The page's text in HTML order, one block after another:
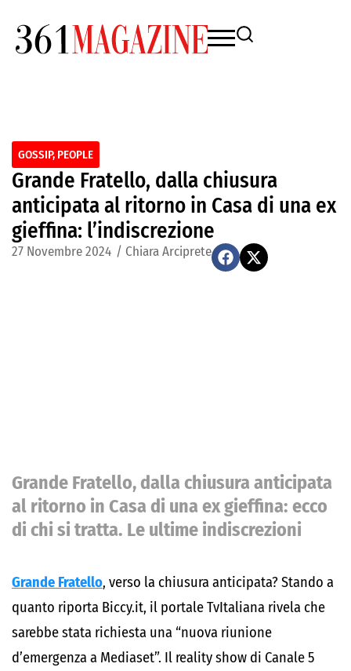
GOSSIP, PEOPLE
Grande Fratello, dalla chiusura
anticipata al ritorno in Casa di una ex
gieffina: l’indiscrezione
27 Novembre 2024 / Chiara Arciprete
Grande Fratello, dalla chiusura anticipata
al ritorno in Casa di una ex gieffina: ecco
di chi si tratta. Le ultime indiscrezioni
Grande Fratello, verso la chiusura anticipata? Stando a
quanto riporta Biccy.it, il portale TvItaliana rivela che
sarebbe stata richiesta una “nuova riunione
d’emergenza a Mediaset”. Il reality show di Canale 5